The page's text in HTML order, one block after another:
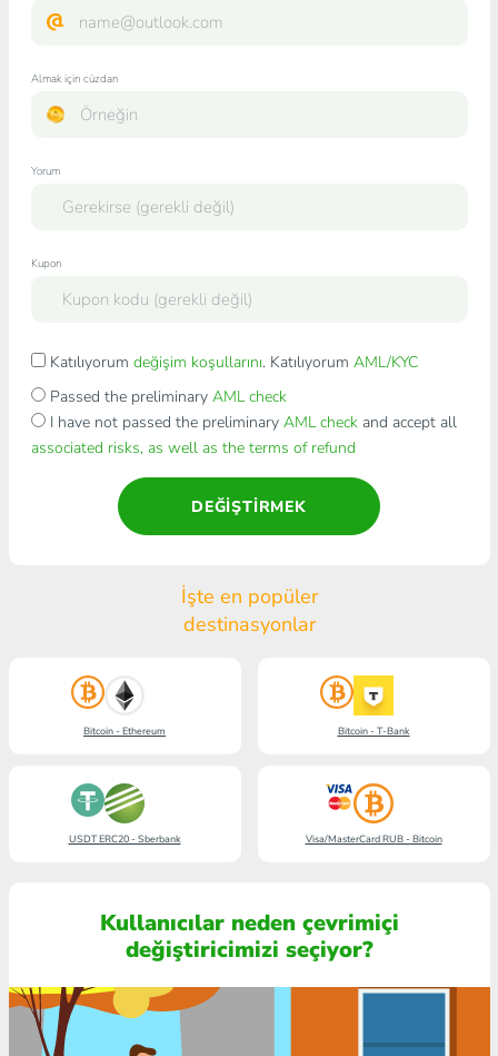
Almak için cüzdan
Yorum
Kupon
Katılıyorum değişim koşullarını. Katılıyorum AML/KYC
Passed the preliminary AML check
I have not passed the preliminary AML checkand accept all
associated risks, as well as the terms of refund
DEĞIŞTIRMEK
İşte en popüler
destinasyonlar
Bitcoin - Ethereum Bitcoin - T-Bank
USDT ERC20 - Sberbank Visa/MasterCard RUB - Bitcoin
Kullanıcılar neden çevrimiçi
değiştiricimizi seçiyor?